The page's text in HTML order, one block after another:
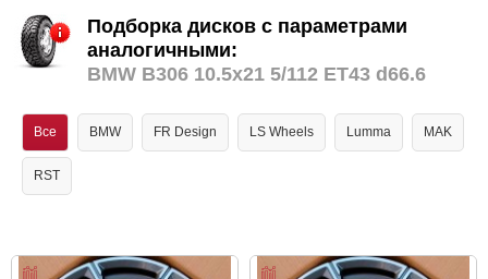
Подборка дисков с параметрами
аналогичными:
BMW B306 10.5x21 5/112 ET43 d66.6
Все BMW FR Design LS Wheels Lumma MAK
RST